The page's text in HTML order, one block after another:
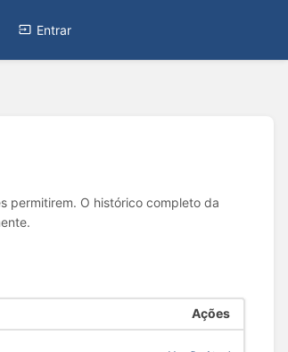
Entrar
permitirem. O histórico completo da
Ações